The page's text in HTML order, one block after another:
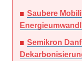
Saubere
Semikron